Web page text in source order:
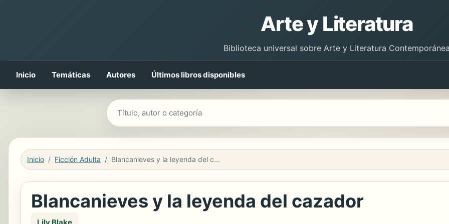
Arte y Literatura
Biblioteca universal sobre Arte y Literatura
Inicio Temáticas Autores Últimos libros disponibles
Buscar libros
Inicio Ficción Adulta Blancanieves y la leyenda del cazador
Blancanieves y la leyenda del cazador